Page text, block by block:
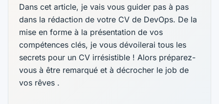
Dans cet article, je vais vous guider pas à pas
dans la rédaction de votre CV de DevOps. De la
mise en forme à la présentation de vos
compétences clés, je vous dévoilerai tous les
secrets pour un CV irrésistible ! Alors préparez-
vous à être remarqué et à décrocher le job de
vos rêves .